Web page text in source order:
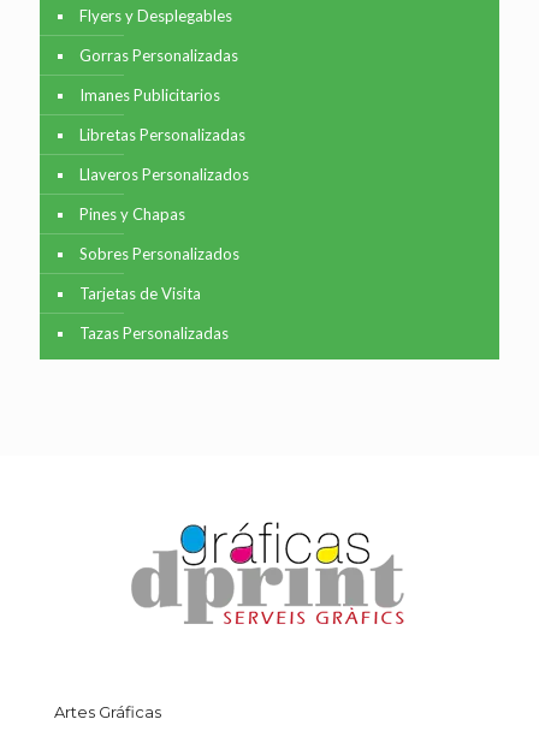
Flyers y Desplegables
Gorras Personalizadas
Imanes Publicitarios
Libretas Personalizadas
Llaveros Personalizados
Pines y Chapas
Sobres Personalizados
Tarjetas de Visita
Tazas Personalizadas
Artes Gráficas